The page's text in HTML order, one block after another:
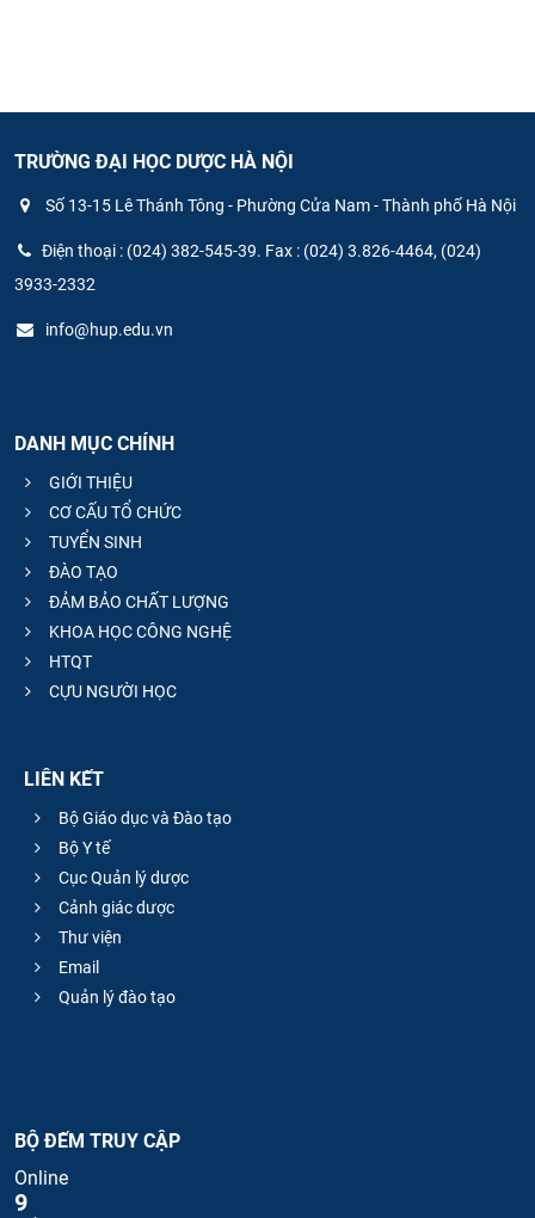
TRƯỜNG ĐẠI HỌC DƯỢC HÀ NỘI
Số 13-15 Lê Thánh Tông - Phường Cửa Nam - Thành phố Hà Nội
Điện thoại : (024) 382-545-39. Fax : (024) 3.826-4464, (024)
3933-2332
info@hup.edu.vn
DANH MỤC CHÍNH
GIỚI THIỆU
CƠ CẤU TỔ CHỨC
TUYỂN SINH
ĐÀO TẠO
ĐẢM BẢO CHẤT LƯỢNG
KHOA HỌC CÔNG NGHỆ
HTQT
CỰU NGƯỜI HỌC
LIÊN KẾT
Bộ Giáo dục và Đào tạo
Bộ Y tế
Cục Quản lý dược
Cảnh giác dược
Thư viện
Email
Quản lý đào tạo
BỘ ĐẾM TRUY CẬP
Online
9